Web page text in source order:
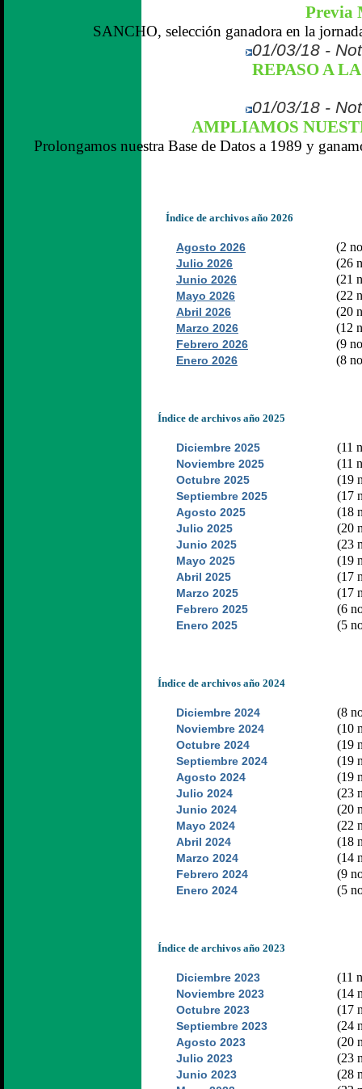
Previa
SANCHO, selección ganadora en la
01/03/18 -
REPASO A
01/03/18 -
AMPLIAMOS
Prolongamos nuestra Base de Datos a 1989 y
Índice de archivos año 2026
Agosto 2026 (2
Julio 2026 (26
Junio 2026 (21
Mayo 2026 (22
Abril 2026 (20
Marzo 2026 (12
Febrero 2026 (9
Enero 2026 (8
Índice de archivos año 2025
Diciembre 2025 (11
Noviembre 2025 (11
Octubre 2025 (19
Septiembre 2025 (17
Agosto 2025 (18
Julio 2025 (20
Junio 2025 (23
Mayo 2025 (19
Abril 2025 (17
Marzo 2025 (17
Febrero 2025 (6
Enero 2025 (5
Índice de archivos año 2024
Diciembre 2024 (8
Noviembre 2024 (10
Octubre 2024 (19
Septiembre 2024 (19
Agosto 2024 (19
Julio 2024 (23
Junio 2024 (20
Mayo 2024 (22
Abril 2024 (18
Marzo 2024 (14
Febrero 2024 (9
Enero 2024 (5
Índice de archivos año 2023
Diciembre 2023 (11
Noviembre 2023 (14
Octubre 2023 (17
Septiembre 2023 (24
Agosto 2023 (20
Julio 2023 (23
Junio 2023 (28